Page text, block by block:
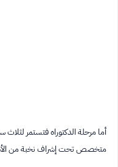
أما مرحلة الدكتوراه فتستمر
متخصص تحت إشراف نخبة من